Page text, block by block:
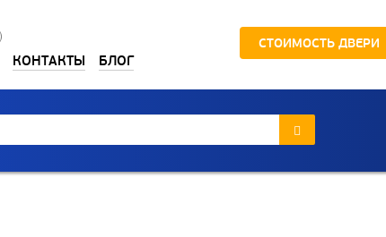
КОНТАКТЫ БЛОГ
СТОИМОСТЬ ДВЕРИ